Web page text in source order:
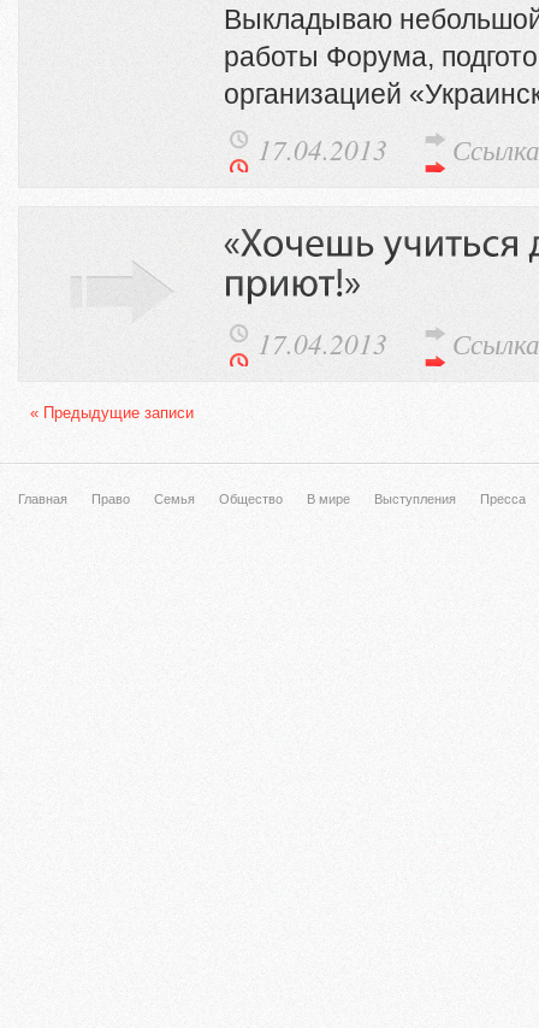
Выкладываю
работы Форума,
организацией
17.04.2013 Ссылка
17.04.2013 Ссылка
« Предыдущие записи
Главная Право Семья Общество В мире Выступления Пресса